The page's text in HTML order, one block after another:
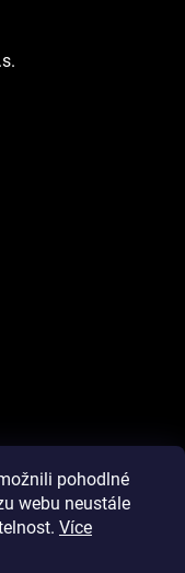
pohodlné
webu neustále
Více